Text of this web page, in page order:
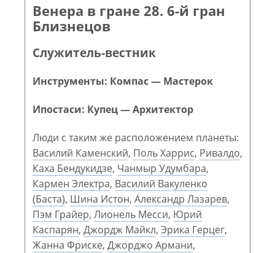
Венера в гране 28. 6-й гран
Близнецов
Служитель-вестник
Инструменты: Компас — Мастерок
Ипостаси: Купец — Архитектор
Люди с таким же расположением планеты:
Василий Каменский, Поль Харрис, Ривалдо,
Каха Бендукидзе, Чанмыр Удумбара,
Кармен Электра, Василий Вакуленко
(Баста), Шина Истон, Александр Лазарев,
Пэм Грайер, Лионель Месси, Юрий
Каспарян, Джордж Майкл, Эрика Герцег,
Жанна Фриске, Джорджо Армани,